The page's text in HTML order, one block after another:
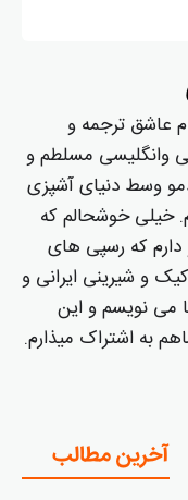
عاشق ترجمه و
و‌انگلیسی مسلطم و
وسط دنیای آشپزی
خیلی خوشحالم که
که رسپی های
و شیرینی ایرانی و
می نویسم و این
به اشتراک میذارم.
آخرین مطالب